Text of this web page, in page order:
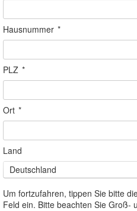
Hausnummer *
PLZ *
Ort *
Land
Deutschland
Um fortzufahren, tippen Sie bitte
Feld ein. Bitte beachten Sie Groß-